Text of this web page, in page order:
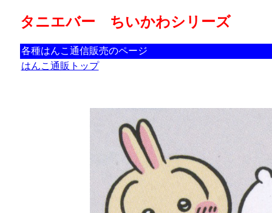
タニエバー ちいかわシリーズ
各種はんこ通信販売のページ
はんこ通販トップ